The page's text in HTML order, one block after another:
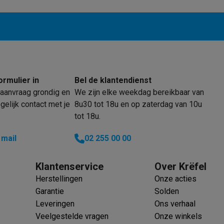
in
grondig en
contact met je
Bel de klantendienst
We zijn elke weekdag bereikbaar van
8u30 tot 18u en op zaterdag van 10u
tot 18u.
02 255 00 00
Klantenservice
Herstellingen
Garantie
Leveringen
Veelgestelde vragen
Over Krëfel
Onze acties
Solden
Ons verhaal
Onze winkels